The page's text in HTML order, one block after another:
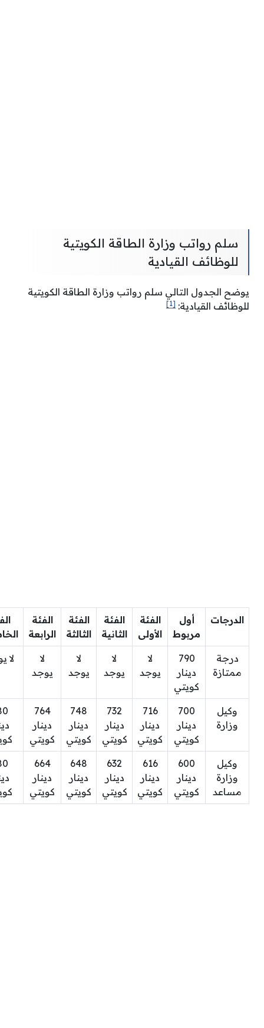
سلم رواتب وزارة الطاقة الكويتية
للوظائف القيادية
يوضح الجدول التالي سلم رواتب وزارة الطاقة الكويتية
للوظائف القيادية: [1]
الدرجات
أول
مربوط
الفئة
الأولى
الفئة
الثانية
الفئة
الثالثة
الفئة
الرابعة
درجة
ممتازة
790
دينار
كويتي
لا
يوجد
لا
يوجد
لا
يوجد
لا
يوجد
لا
وكيل
وزارة
700
دينار
كويتي
716
دينار
كويتي
732
دينار
كويتي
748
دينار
كويتي
764
دينار
كويتي
وكيل
وزارة
مساعد
600
دينار
كويتي
616
دينار
كويتي
632
دينار
كويتي
648
دينار
كويتي
664
دينار
كويتي